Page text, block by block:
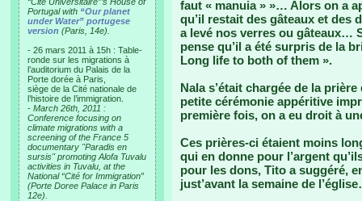
Portugal with “Our planet
under Water” portugese
version (Paris, 14e).
- 26 mars 2011 à 15h : Table-
ronde sur les migrations à
l’auditorium du Palais de la
Porte dorée à Paris,
siège de la Cité nationale de
l’histoire de l’immigration.
- March 26th, 2011 :
Conference focusing on
climate migrations with a
screening of the France 5
documentary "Paradis en
sursis" promoting Alofa Tuvalu
activities in Tuvalu, at the
National “Cité for Immigration”
(Porte Doree Palace in Paris
12e).
faut « manuia » »… Alors on a
qu’il restait des gâteaux et des
a levé nos verres ou gâteaux…
pense qu’il a été surpris de la
Long life to both of them ».
Nala s’était chargée de la
petite cérémonie appéritive
première fois, on a eu droit à
Ces prières-ci étaient moins
qui en donne pour l’argent
pour les dons, Tito a suggéré,
just’avant la semaine de